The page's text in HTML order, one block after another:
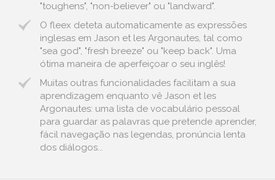
"toughens", "non-believer" ou "landward".
O fleex deteta automaticamente as expressões
inglesas em Jason et les Argonautes, tal como
"sea god", "fresh breeze" ou "keep back". Uma
ótima maneira de aperfeiçoar o seu inglês!
Muitas outras funcionalidades facilitam a sua
aprendizagem enquanto vê Jason et les
Argonautes: uma lista de vocabulário pessoal
para guardar as palavras que pretende aprender,
fácil navegação nas legendas, pronúncia lenta
dos diálogos...